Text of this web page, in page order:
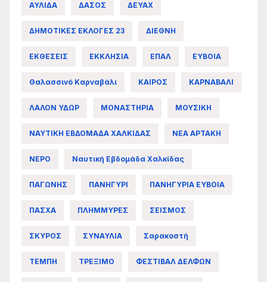
ΑΥΛΙΔΑ ΔΑΣΟΣ ΔΕΥΑΧ
ΔΗΜΟΤΙΚΕΣ ΕΚΛΟΓΕΣ 23 ΔΙΕΘΝΗ
ΕΚΘΕΣΕΙΣ ΕΚΚΛΗΣΙΑ ΕΠΑΛ ΕΥΒΟΙΑ
Θαλασσινό Καρναβάλι ΚΑΙΡΟΣ ΚΑΡΝΑΒΑΛΙ
ΛΑΛΟΝ ΥΔΩΡ ΜΟΝΑΣΤΗΡΙΑ ΜΟΥΣΙΚΗ
ΝΑΥΤΙΚΗ ΕΒΔΟΜΑΔΑ ΧΑΛΚΙΔΑΣ ΝΕΑ ΑΡΤΑΚΗ
ΝΕΡΟ Ναυτική Εβδομάδα Χαλκίδας
ΠΑΓΩΝΗΣ ΠΑΝΗΓΥΡΙ ΠΑΝΗΓΥΡΙΑ ΕΥΒΟΙΑ
ΠΑΣΧΑ ΠΛΗΜΜΥΡΕΣ ΣΕΙΣΜΟΣ
ΣΚΥΡΟΣ ΣΥΝΑΥΛΙΑ Σαρακοστή
ΤΕΜΠΗ ΤΡΕΞΙΜΟ ΦΕΣΤΙΒΑΛ ΔΕΛΦΩΝ